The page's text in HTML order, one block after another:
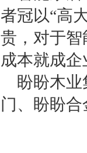
者冠以“高
贵，对于
成本就成
盼盼木
门、盼盼